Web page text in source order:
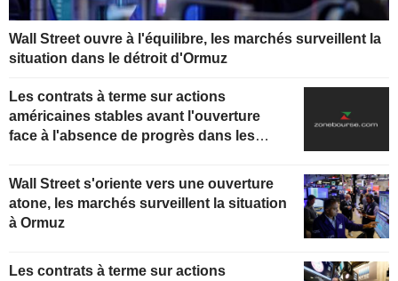
Wall Street ouvre à l'équilibre, les marchés surveillent la
situation dans le détroit d'Ormuz
Les contrats à terme sur actions
américaines stables avant l'ouverture
face à l'absence de progrès dans les
Wall Street s'oriente vers une ouverture
atone, les marchés surveillent la situation
à Ormuz
Les contrats à terme sur actions